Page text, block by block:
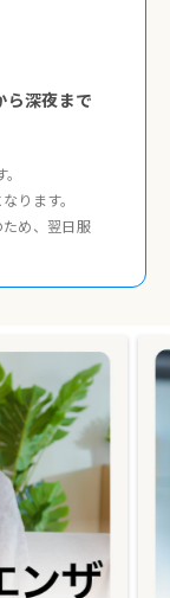
ら深夜まで
ります。
め、翌日服